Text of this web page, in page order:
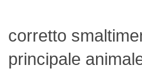
corretto
principale